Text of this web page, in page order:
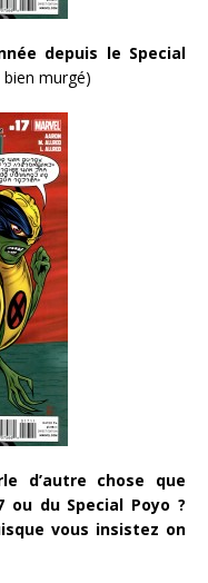
depuis le Special
bien murgé)
d’autre chose que
du Special Poyo ?
vous insistez on